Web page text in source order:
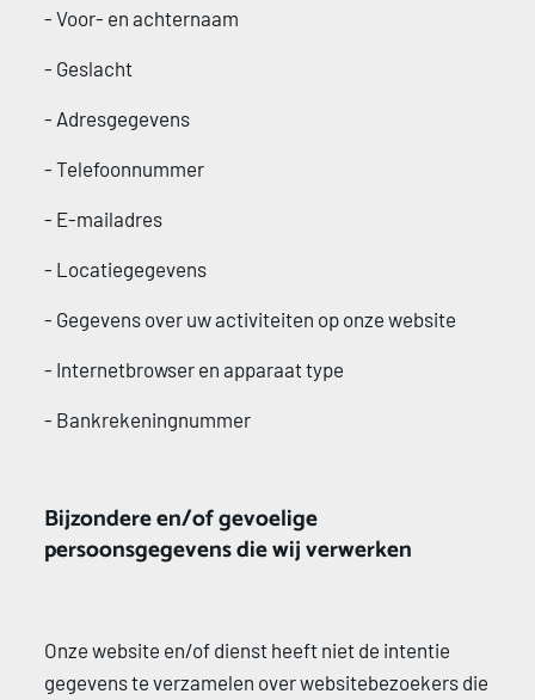
- Voor- en achternaam
- Geslacht
- Adresgegevens
- Telefoonnummer
- E-mailadres
- Locatiegegevens
- Gegevens over uw activiteiten op onze website
- Internetbrowser en apparaat type
- Bankrekeningnummer
Bijzondere en/of gevoelige
persoonsgegevens die wij verwerken
Onze website en/of dienst heeft niet de intentie
gegevens te verzamelen over websitebezoekers die